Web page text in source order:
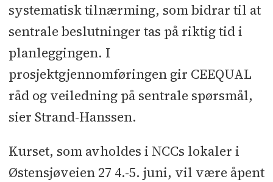
systematisk tilnærming, som bidrar til at
sentrale beslutninger tas på riktig tid i
planleggingen. I
prosjektgjennomføringen gir CEEQUAL
råd og veiledning på sentrale spørsmål,
sier Strand-Hanssen.
Kurset, som avholdes i NCCs lokaler i
Østensjøveien 27 4.-5. juni, vil være åpent